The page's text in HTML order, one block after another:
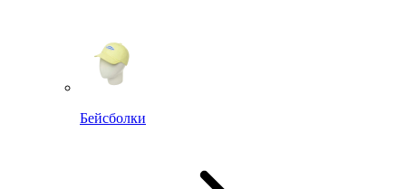
Бейсболки